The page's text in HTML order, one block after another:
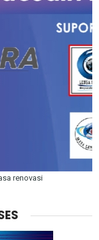
renovasi